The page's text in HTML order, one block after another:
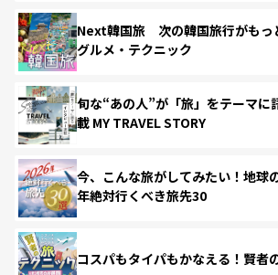
Next韓国旅 次の韓国旅行がもっ
グルメ・テクニック
旬な“あの人”が「旅」をテーマに
載 MY TRAVEL STORY
今、こんな旅がしてみたい！地球
年絶対行くべき旅先30
コスパもタイパもかなえる！賢者